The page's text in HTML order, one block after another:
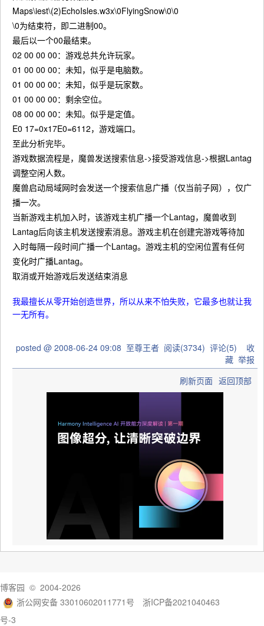
Maps\iest\(2)EchoIsles.w3x\0FlyingSnow\0\0
\0为结束符，即二进制00。
最后以一个00最结束。
02 00 00 00：游戏总共允许玩家。
01 00 00 00：未知，似乎是电脑数。
01 00 00 00：未知，似乎是玩家数。
01 00 00 00：剩余空位。
08 00 00 00：未知。似乎是定值。
E0 17=0x17E0=6112，游戏端口。
至此分析完毕。
游戏数据流程是，魔兽发送搜索信息->接受游戏信息->根据Lantag
调整空闲人数。
魔兽启动局域网时会发送一个搜索信息广播（仅当前子网），仅广
播一次。
当新游戏主机加入时，该游戏主机广播一个Lantag，魔兽收到
Lantag后向该主机发送搜索消息。游戏主机在创建完游戏等待加
入时每隔一段时间广播一个Lantag。游戏主机的空闲位置有任何
变化时广播Lantag。
取消或开始游戏后发送结束消息
我最擅长从零开始创造世界，所以从来不怕失败，它最多也就让我
一无所有。
posted @ 2008-06-24 09:08 至尊王者 阅读(3734) 评论(5) 收
藏 举报
刷新页面 返回顶部
博客园 © 2004-2026
浙公网安备 33010602011771号
浙ICP备2021040463
号-3